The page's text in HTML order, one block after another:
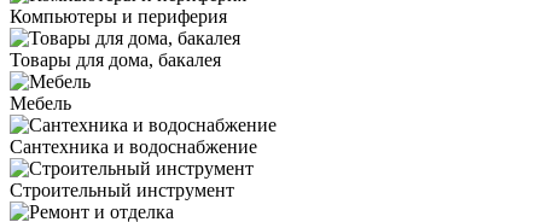
Компьютеры и периферия
Товары для дома, бакалея
Мебель
Сантехника и водоснабжение
Строительный инструмент